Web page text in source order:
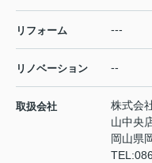
リフォーム ---
リノベーション --
取扱会社
株式会
山中央
岡山県
TEL: